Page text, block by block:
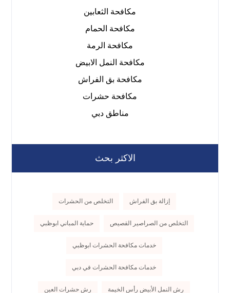
مكافحة الثعابين
مكافحة الحمام
مكافحة الرمة
مكافحة النمل الابيض
مكافحة بق الفراش
مكافحة حشرات
مناطق دبي
الاكثر بحث
إزالة بق الفراش التخلص من الحشرات
التخلص من الصراصير القصيص حماية المباني ابوظبي
خدمات مكافحة الحشرات ابوظبي
خدمات مكافحة الحشرات في دبي
رش النمل الأبيض رأس الخيمة رش حشرات العين